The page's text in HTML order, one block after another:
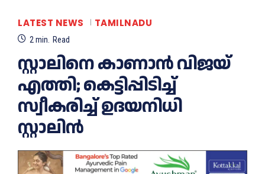
LATEST NEWS TAMILNADU
2min. Read
സ്റ്റാലിനെ കാണാൻ വിജയ്
എത്തി; കെട്ടിപ്പിടിച്ച്
സ്വീകരിച്ച് ഉദയനിധി
സ്റ്റാലിൻ